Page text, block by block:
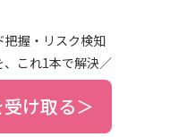
把握・リスク検知
、これ1本で解決／
け取る＞